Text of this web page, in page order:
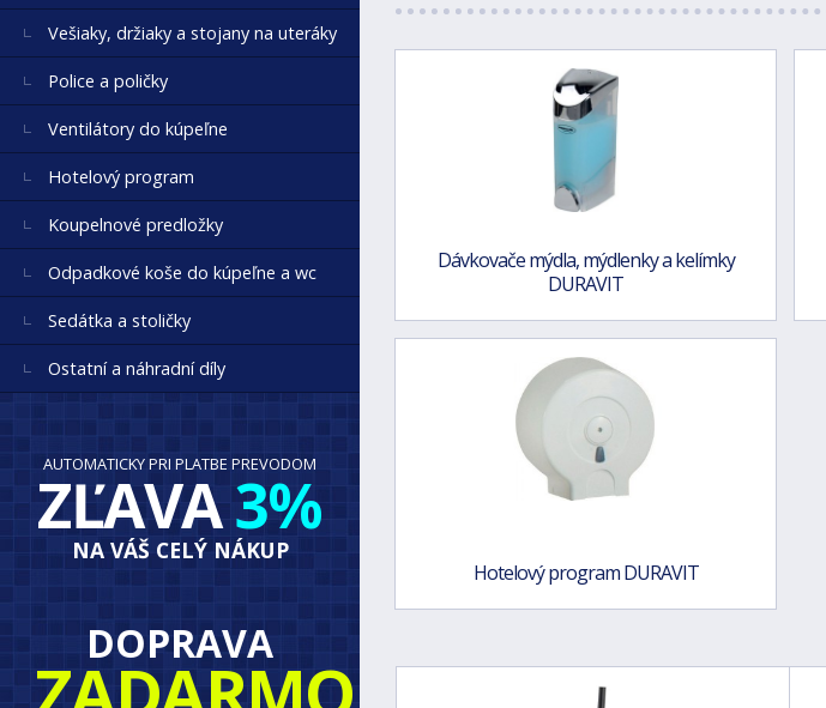
Dávkovače mýdla, mýdlenky a kelímky
DURAVIT
Hotelový program DURAVIT
Vešiaky, držiaky a stojany na uteráky
Police a poličky
Ventilátory do kúpeľne
Hotelový program
Koupelnové predložky
Odpadkové koše do kúpeľne a wc
Sedátka a stoličky
Ostatní a náhradní díly
AUTOMATICKY PRI PLATBE PREVODOM
ZĽAVA3%
NA VÁŠ CELÝ NÁKUP
DOPRAVA